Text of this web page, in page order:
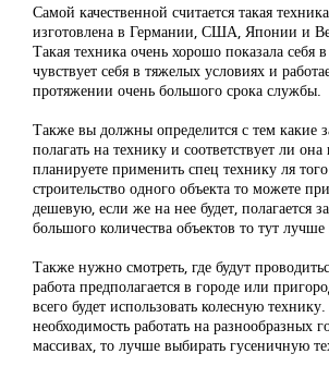
Самой качественной считается такая
изготовлена в Германии, США, Японии и
Такая техника очень хорошо показала себя
чувствует себя в тяжелых условиях и
протяжении очень большого срока службы.
Также вы должны определится с тем какие
полагать на технику и соответствует ли
планируете применить спец технику ля
строительство одного объекта то можете
дешевую, если же на нее будет, полагается
большого количества объектов то тут
Также нужно смотреть, где будут
работа предполагается в городе или
всего будет использовать колесную
необходимость работать на разнообразных
массивах, то лучше выбирать гусеничную